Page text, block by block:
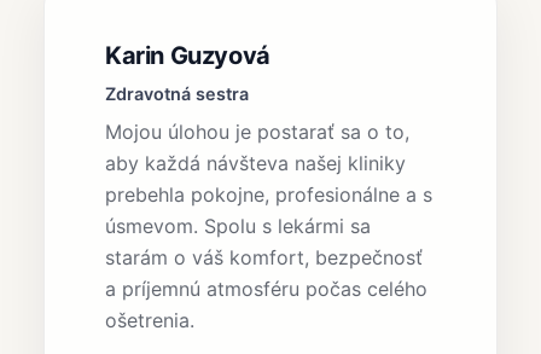
Karin Guzyová
Zdravotná sestra
Mojou úlohou je postarať sa o to,
aby každá návšteva našej kliniky
prebehla pokojne, profesionálne a s
úsmevom. Spolu s lekármi sa
starám o váš komfort, bezpečnosť
a príjemnú atmosféru počas celého
ošetrenia.